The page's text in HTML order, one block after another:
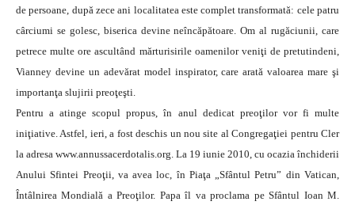
de persoane, după zece ani localitatea este complet transformată: cele patru
cârciumi se golesc, biserica devine neîncăpătoare. Om al rugăciunii, care
petrece multe ore ascultând mărturisirile oamenilor veniţi de pretutindeni,
Vianney devine un adevărat model inspirator, care arată valoarea mare şi
importanţa slujirii preoţeşti.
Pentru a atinge scopul propus, în anul dedicat preoţilor vor fi multe
iniţiative. Astfel, ieri, a fost deschis un nou site al Congregaţiei pentru Cler
la adresa www.annussacerdotalis.org. La 19 iunie 2010, cu ocazia închiderii
Anului Sfintei Preoţii, va avea loc, în Piaţa „Sfântul Petru” din Vatican,
Întâlnirea Mondială a Preoţilor. Papa îl va proclama pe Sfântul Ioan M.